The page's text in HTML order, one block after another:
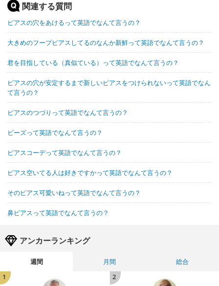
関連する質問
ピアスの穴をあけるって英語でなんて言うの？
大きめのフープピアスしてるのなんか新鮮って英語でなんて言うの？
君を目指している（真似ている）って英語でなんて言うの？
ピアスの穴が安定するまで新しいピアスをつけられないって英語でなん
て言うの？
ピアスのつづりって英語でなんて言うの？
ビーズって英語でなんて言うの？
ピアスコーデって英語でなんて言うの？
ピアス空いてる人は好きですかって英語でなんて言うの？
そのピアス可愛いねって英語でなんて言うの？
鼻ピアスって英語でなんて言うの？
アンカーランキング
週間 月間
総合
1
2